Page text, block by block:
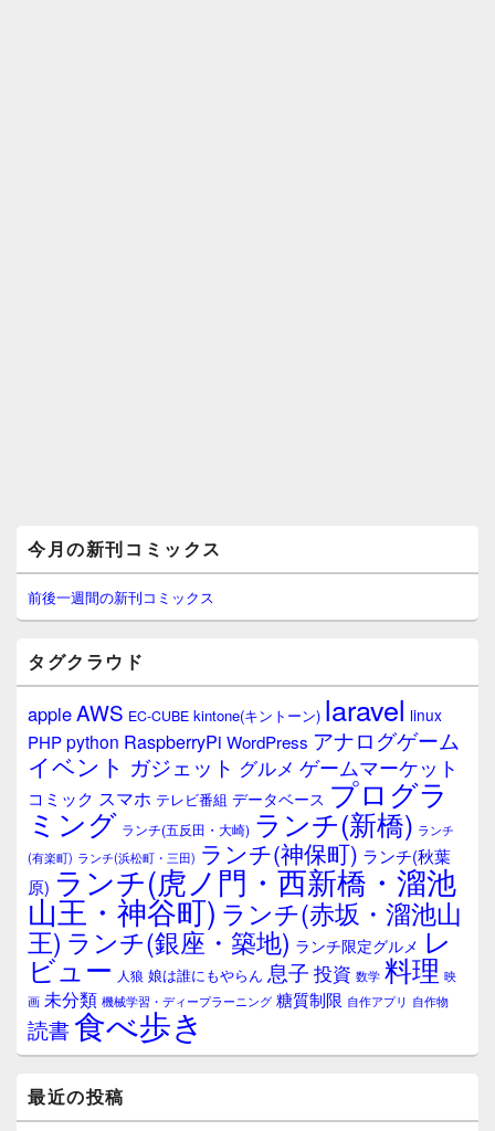
イ
ン
サ
イ
ウ
ィ
ジ
ェ
ア
今月の新刊コミックス
前後一週間の新刊コミックス
タグクラウド
appleAWS EC-CUBE kintone(キントーン) laravel linux
PHPpython RaspberryPi WordPress アナログゲーム
イベント ガジェット グルメ ゲームマーケット
コミック スマホ テレビ番組 データベース プログラ
ミング ランチ(五反田・大崎) ランチ(新橋) ランチ
(有楽町) ランチ(浜松町・三田) ランチ(神保町) ランチ(秋葉
原) ランチ(虎ノ門・西新橋・溜池
山王・神谷町) ランチ(赤坂・溜池山
王) ランチ(銀座・築地) ランチ限定グルメ レ
ビュー 人狼 娘は誰にもやらん 息子 投資 数学 料理 映
画 未分類 機械学習・ディープラーニング 糖質制限 自作アプリ 自作物
読書食べ歩き
最近の投稿